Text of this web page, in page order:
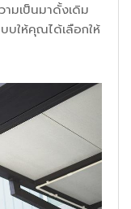
มเป็นมาดั้งเดิม
ให้คุณได้เลือกให้